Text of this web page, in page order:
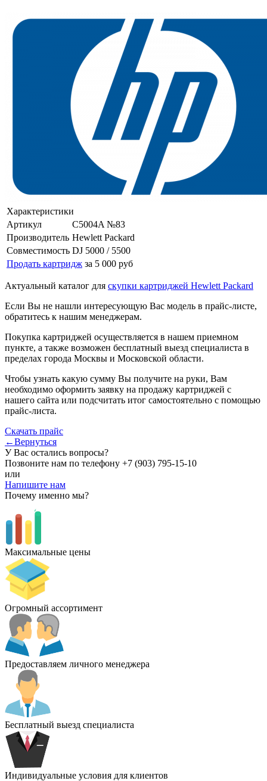
Характеристики
Артикул
C5004A №83
Производитель Hewlett Packard
Совместимость DJ 5000 / 5500
Продать картридж за 5 000 руб
Актуальный каталог для скупки картриджей Hewlett Packard
Если Вы не нашли интересующую Вас модель в прайс-листе,
обратитесь к нашим менеджерам.
Покупка картриджей осуществляется в нашем приемном
пункте, а также возможен бесплатный выезд специалиста в
пределах города Москвы и Московской области.
Чтобы узнать какую сумму Вы получите на руки, Вам
необходимо оформить заявку на продажу картриджей с
нашего сайта или подсчитать итог самостоятельно с помощью
прайс-листа.
Скачать прайс
←Вернуться
У Вас остались вопросы?
Позвоните нам по телефону +7 (903) 795-15-10
или
Напишите нам
Почему именно мы?
Максимальные цены
Огромный ассортимент
Предоставляем личного менеджера
Бесплатный выезд специалиста
Индивидуальные условия для клиентов